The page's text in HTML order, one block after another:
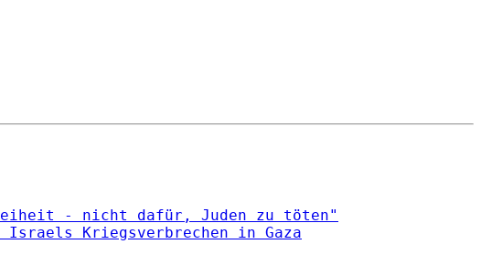
- nicht dafür, Juden zu töten"
Kriegsverbrechen in Gaza